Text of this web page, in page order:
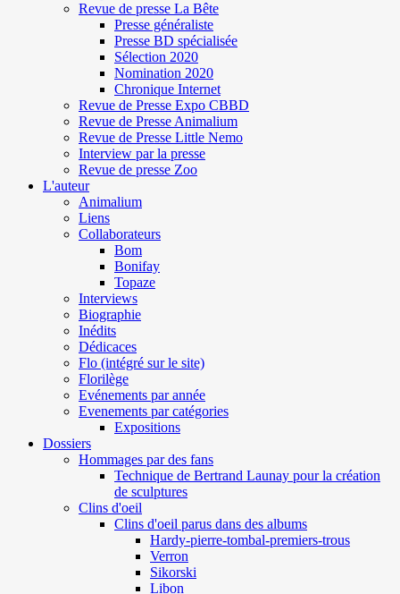
Revue de presse La Bête
Presse généraliste
Presse BD spécialisée
Sélection 2020
Nomination 2020
Chronique Internet
Revue de Presse Expo CBBD
Revue de Presse Animalium
Revue de Presse Little Nemo
Interview par la presse
Revue de presse Zoo
L'auteur
Animalium
Liens
Collaborateurs
Bom
Bonifay
Topaze
Interviews
Biographie
Inédits
Dédicaces
Flo (intégré sur le site)
Florilège
Evénements par année
Evenements par catégories
Expositions
Dossiers
Hommages par des fans
Technique de Bertrand Launay pour la création
de sculptures
Clins d'oeil
Clins d'oeil parus dans des albums
Hardy-pierre-tombal-premiers-trous
Verron
Sikorski
Libon